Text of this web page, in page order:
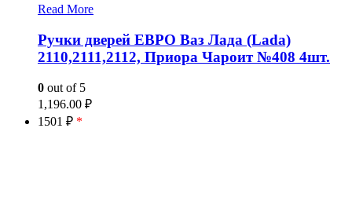
Read More
Ручки дверей ЕВРО Ваз Лада (Lada)
2110,2111,2112, Приора Чароит №408 4шт.
0 out of 5
1,196.00 ₽
1501 ₽ *